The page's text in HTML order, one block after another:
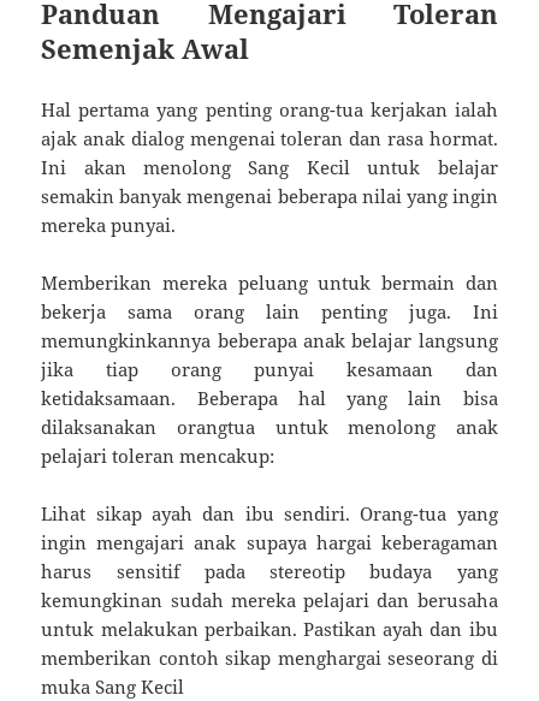
Panduan Mengajari Toleran
Semenjak Awal
Hal pertama yang penting orang-tua kerjakan ialah
ajak anak dialog mengenai toleran dan rasa hormat.
Ini akan menolong Sang Kecil untuk belajar
semakin banyak mengenai beberapa nilai yang ingin
mereka punyai.
Memberikan mereka peluang untuk bermain dan
bekerja sama orang lain penting juga. Ini
memungkinkannya beberapa anak belajar langsung
jika tiap orang punyai kesamaan dan
ketidaksamaan. Beberapa hal yang lain bisa
dilaksanakan orangtua untuk menolong anak
pelajari toleran mencakup:
Lihat sikap ayah dan ibu sendiri. Orang-tua yang
ingin mengajari anak supaya hargai keberagaman
harus sensitif pada stereotip budaya yang
kemungkinan sudah mereka pelajari dan berusaha
untuk melakukan perbaikan. Pastikan ayah dan ibu
memberikan contoh sikap menghargai seseorang di
muka Sang Kecil